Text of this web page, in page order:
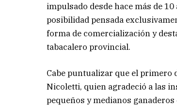
impulsado desde hace más de
posibilidad pensada
forma de comercialización y
tabacalero provincial.
Cabe puntualizar que el primero
Nicoletti, quien agradeció a las
pequeños y medianos